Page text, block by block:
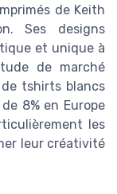
de Keith
Ses designs
et unique à
de marché
tshirts blancs
8% en Europe
les
leur créativité